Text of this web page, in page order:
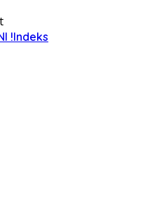
!Indeks